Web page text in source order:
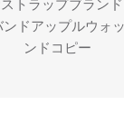
ドアップルウォ
ンドコピー